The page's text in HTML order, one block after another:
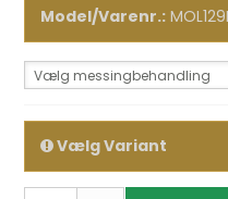
Model/Varenr.:
Vælg messingbehandling
Vælg Variant